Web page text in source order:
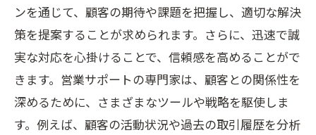
ンを通じて、顧客の期待や課題を把握し、適切な解決
策を提案することが求められます。さらに、迅速で誠
実な対応を心掛けることで、信頼感を高めることがで
きます。営業サポートの専門家は、顧客との関係性を
深めるために、さまざまなツールや戦略を駆使しま
す。例えば、顧客の活動状況や過去の取引履歴を分析